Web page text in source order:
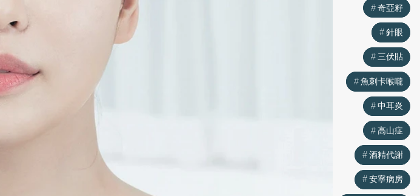
奇亞籽
針眼
三伏貼
魚刺卡喉嚨
中耳炎
高山症
酒精代謝
安寧病房
奇亞籽
針眼
三伏貼
魚刺卡喉嚨
中耳炎
高山症
酒精代謝
安寧病房